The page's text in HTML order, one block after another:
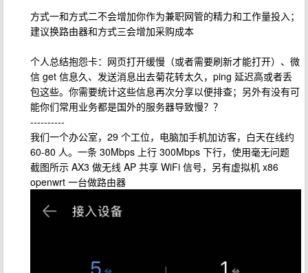
方式一和方式二不会增加你作为兼职网管的精力和工作量投入；
建议换路由器和方式三会增加采购成本
个人总结抱怨卡：网页打开缓慢（或者需要刷新才能打开）、微
信 get 信息久、发送消息出去菊花转太久，ping 延迟高或者丢
包这些。你需要统计这些信息再次分享以便排查；另外有没有可
能你们常用业务都是国外的服务器导致慢？？
----------
我们一个办公室，29 个工位，电脑加手机加访客，白天在线约
60-80 人。一条 30Mbps 上行 300Mbps 下行，使用毫无问题
截图所示 AX3 做无线 AP 共享 WiFi 信号，另有虚拟机 x86
openwrt 一台做路由器